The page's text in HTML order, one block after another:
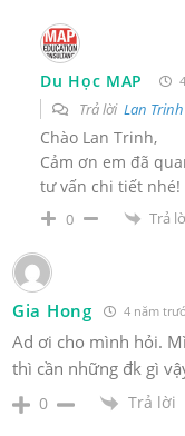
Du Học MAP
Trả lời Lan Trinh
Chào Lan Trinh,
Cảm ơn em đã
tư vấn chi tiết nhé!
0 Trả
Gia Hong 4 năm
Ad ơi cho mình hỏi.
thì cần những đk gì
0 Trả lời